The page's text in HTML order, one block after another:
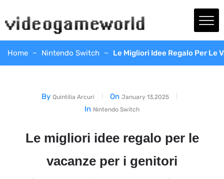
Home Nintendo Switch Le Migliori Idee Regalo Per Le
By Quintilia Arcuri On January 13,2025
In Nintendo Switch
Le migliori idee regalo per le
vacanze per i genitori